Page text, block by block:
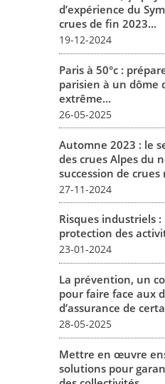
d’expérience du
crues de fin 2023...
19-12-2024
Paris à 50°c :
parisien à un dôme
extrême...
26-05-2025
Automne 2023 : le
des crues Alpes du
succession de crues
27-11-2024
Risques industriels :
protection des
23-01-2024
La prévention, un
pour faire face aux
d’assurance de
28-05-2025
Mettre en œuvre
solutions pour